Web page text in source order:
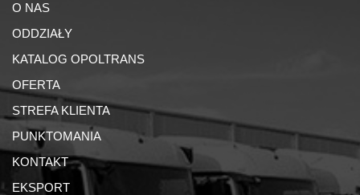
O NAS
ODDZIAŁY
KATALOG OPOLTRANS
OFERTA
STREFA KLIENTA
PUNKTOMANIA
KONTAKT
EKSPORT